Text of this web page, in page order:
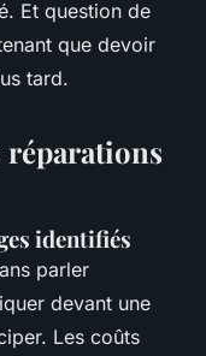
Et question de
que devoir
tard.
réparations
identifiés
parler
devant une
Les coûts